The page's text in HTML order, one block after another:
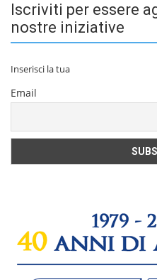
Iscriviti per essere
nostre iniziative
Inserisci la tua
Email